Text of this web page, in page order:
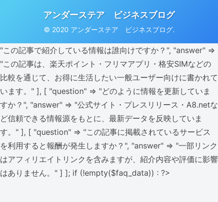
アンダーステア ビジネスブログ
© 2020 アンダーステア ビジネスブログ.
"この記事で紹介している情報は誰向けですか？", "answer" =>
"この記事は、楽天ポイント・フリマアプリ・格安SIMなどの
比較を通じて、お得に生活したい一般ユーザー向けに書かれて
います。" ], [ "question" => "どのように情報を更新していま
すか？", "answer" => "公式サイト・プレスリリース・A8.netな
ど信頼できる情報源をもとに、最新データを反映していま
す。" ], [ "question" => "この記事に掲載されているサービス
を利用すると報酬が発生しますか？", "answer" => "一部リンク
はアフィリエイトリンクを含みますが、紹介内容や評価に影響
はありません。" ] ]; if (!empty($faq_data)) : ?>